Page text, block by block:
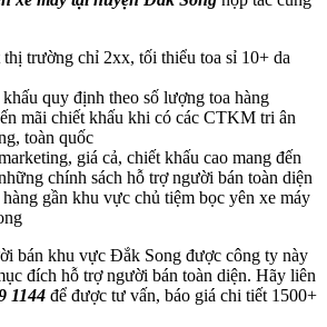
trường chỉ 2xx, tối thiểu toa sỉ 10+ da
quy định theo số lượng toa hàng
mãi chiết khấu khi có các CTKM tri ân
toàn quốc
giá cả, chiết khấu cao mang đến
chính sách hỗ trợ người bán toàn diện
gần khu vực chủ tiệm bọc yên xe máy
bán khu vực Đắk Song được công ty này
đích hỗ trợ người bán toàn diện. Hãy liên
1144 để được tư vấn, báo giá chi tiết 1500+